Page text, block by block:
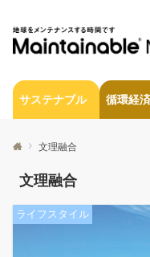
サステナブル 循環経済
文理融合
文理融合
ライフスタイル